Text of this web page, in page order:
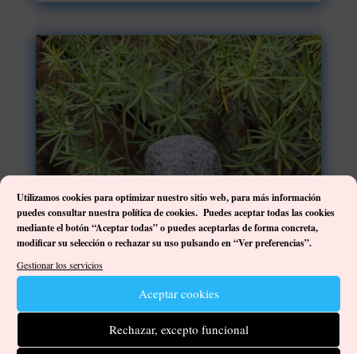
Utilizamos cookies para optimizar nuestro sitio web, para más información
puedes consultar nuestra política de cookies. Puedes aceptar todas las cookies
mediante el botón “Aceptar todas” o puedes aceptarlas de forma concreta,
modificar su selección o rechazar su uso pulsando en “Ver preferencias”.
Gestionar los servicios
Aceptar cookies
Rechazar, excepto funcional
Análisis acústico del litófono de «La Campana»